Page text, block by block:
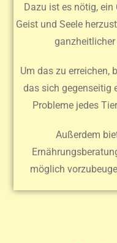
Dazu ist es nötig, ein
Geist und Seele
ganzheitlicher
Um das zu erreichen,
das sich gegenseitig
Probleme jedes
Außerdem
möglich